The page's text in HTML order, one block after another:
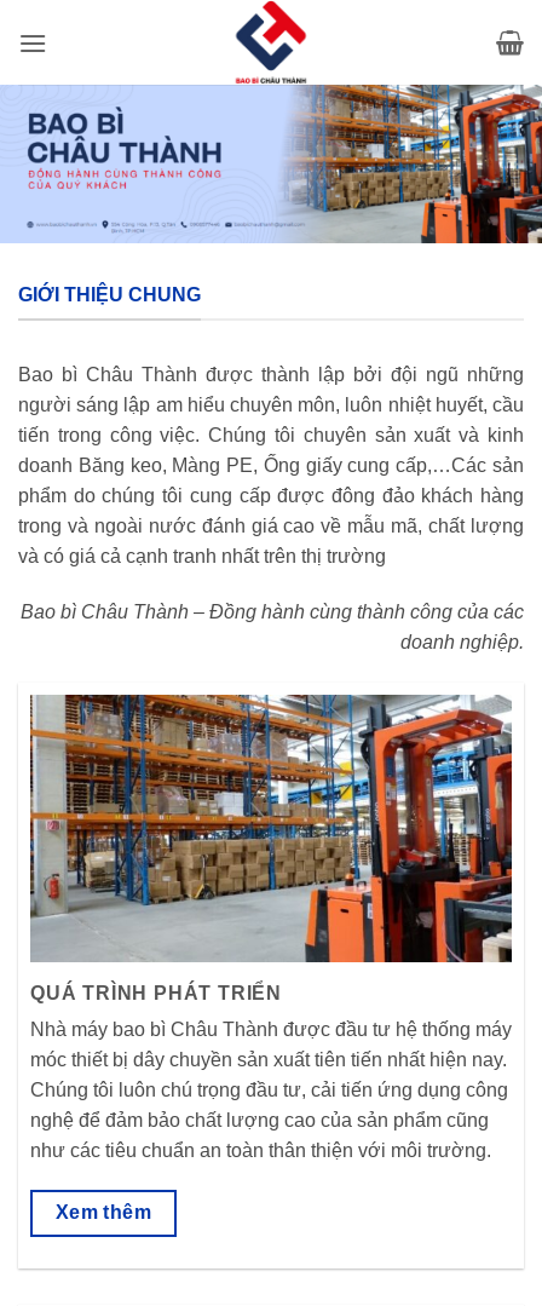
qua
GIỚI THIỆU CHUNG
Bao bì Châu Thành được thành lập bởi đội ngũ những
người sáng lập am hiểu chuyên môn, luôn nhiệt huyết, cầu
tiến trong công việc. Chúng tôi chuyên sản xuất và kinh
doanh Băng keo, Màng PE, Ống giấy cung cấp,…Các sản
phẩm do chúng tôi cung cấp được đông đảo khách hàng
trong và ngoài nước đánh giá cao về mẫu mã, chất lượng
và có giá cả cạnh tranh nhất trên thị trường
Bao bì Châu Thành – Đồng hành cùng thành công của các
doanh nghiệp.
QUÁ TRÌNH PHÁT TRIỂN
Nhà máy bao bì Châu Thành được đầu tư hệ thống máy
móc thiết bị dây chuyền sản xuất tiên tiến nhất hiện nay.
Chúng tôi luôn chú trọng đầu tư, cải tiến ứng dụng công
nghệ để đảm bảo chất lượng cao của sản phẩm cũng
như các tiêu chuẩn an toàn thân thiện với môi trường.
Xem thêm